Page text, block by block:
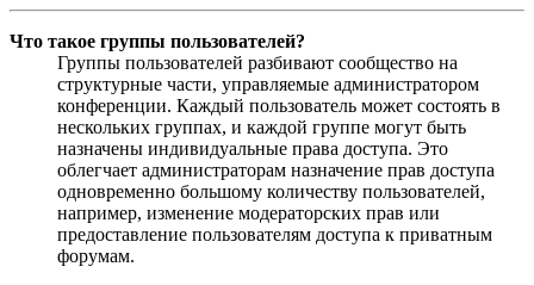
Что такое группы пользователей?
Группы пользователей разбивают сообщество на
структурные части, управляемые администратором
конференции. Каждый пользователь может состоять в
нескольких группах, и каждой группе могут быть
назначены индивидуальные права доступа. Это
облегчает администраторам назначение прав доступа
одновременно большому количеству пользователей,
например, изменение модераторских прав или
предоставление пользователям доступа к приватным
форумам.